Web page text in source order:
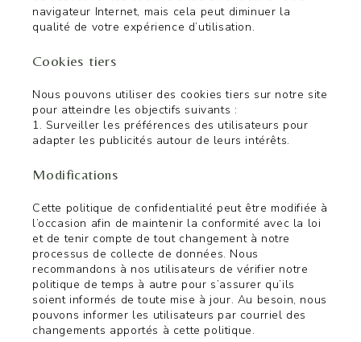
navigateur Internet, mais cela peut diminuer la
qualité de votre expérience d’utilisation.
Cookies tiers
Nous pouvons utiliser des cookies tiers sur notre site
pour atteindre les objectifs suivants :
1. Surveiller les préférences des utilisateurs pour
adapter les publicités autour de leurs intérêts.
Modifications
Cette politique de confidentialité peut être modifiée à
l’occasion afin de maintenir la conformité avec la loi
et de tenir compte de tout changement à notre
processus de collecte de données. Nous
recommandons à nos utilisateurs de vérifier notre
politique de temps à autre pour s’assurer qu’ils
soient informés de toute mise à jour. Au besoin, nous
pouvons informer les utilisateurs par courriel des
changements apportés à cette politique.